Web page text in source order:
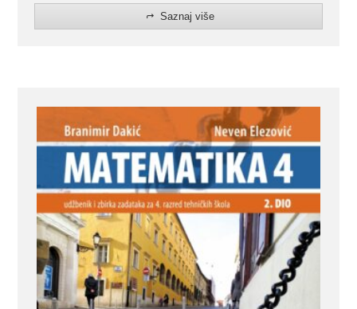
Saznaj više